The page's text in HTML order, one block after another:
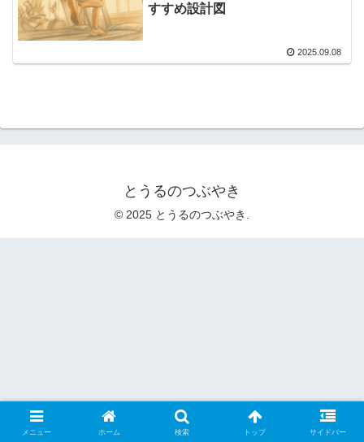
すすめ設計図
2025.09.08
とうるのつぶやき
© 2025 とうるのつぶやき.
メニュー ホーム 検索 トップ サイドバー